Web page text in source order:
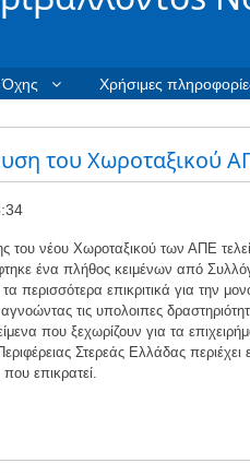
Όχης Χρήσιμες
του Χωροταξικού
του νέου Χωροταξικού των ΑΠΕ
ένα πλήθος κειμένων από
περισσότερα επικριτικά για την
τις υπολοιπες
που ξεχωρίζουν για τα
Στερεάς Ελλάδας περιέχει
που επικρατεί.